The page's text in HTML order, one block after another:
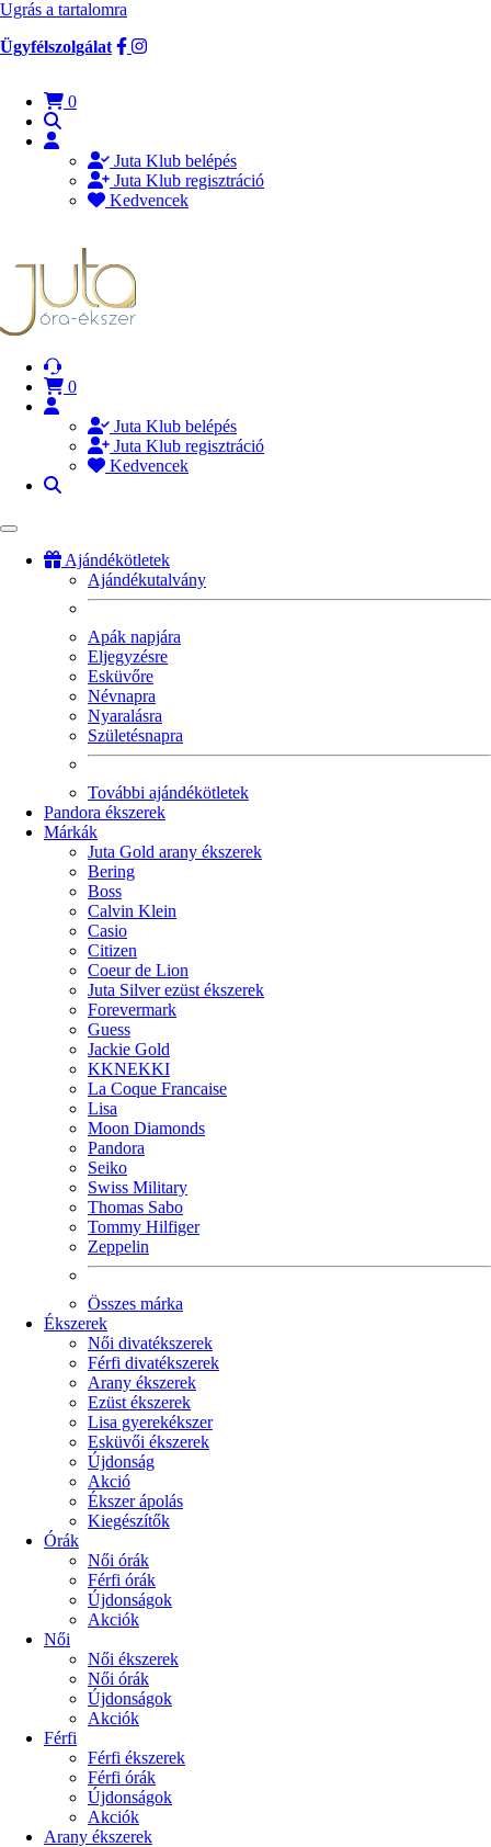
Ugrás a tartalomra
Ügyfélszolgálat
0
Juta Klub belépés
Juta Klub regisztráció
Kedvencek
0
Juta Klub belépés
Juta Klub regisztráció
Kedvencek
Ajándékötletek
Ajándékutalvány
Apák napjára
Eljegyzésre
Esküvőre
Névnapra
Nyaralásra
Születésnapra
További ajándékötletek
Pandora ékszerek
Márkák
Juta Gold arany ékszerek
Bering
Boss
Calvin Klein
Casio
Citizen
Coeur de Lion
Juta Silver ezüst ékszerek
Forevermark
Guess
Jackie Gold
KKNEKKI
La Coque Francaise
Lisa
Moon Diamonds
Pandora
Seiko
Swiss Military
Thomas Sabo
Tommy Hilfiger
Zeppelin
Összes márka
Ékszerek
Női divatékszerek
Férfi divatékszerek
Arany ékszerek
Ezüst ékszerek
Lisa gyerekékszer
Esküvői ékszerek
Újdonság
Akció
Ékszer ápolás
Kiegészítők
Órák
Női órák
Férfi órák
Újdonságok
Akciók
Női
Női ékszerek
Női órák
Újdonságok
Akciók
Férfi
Férfi ékszerek
Férfi órák
Újdonságok
Akciók
Arany ékszerek